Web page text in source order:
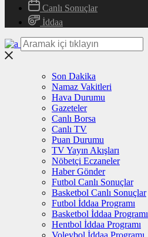
Canlı Sonuçlar
İddaa
Son Dakika
Namaz Vakitleri
Hava Durumu
Gazeteler
Canlı Borsa
Canlı TV
Puan Durumu
TV Yayın Akışları
Nöbetçi Eczaneler
Haber Gönder
Futbol Canlı Sonuçlar
Basketbol Canlı Sonuçlar
Futbol İddaa Programı
Basketbol İddaa Programı
Hentbol İddaa Programı
Voleybol İddaa Programı